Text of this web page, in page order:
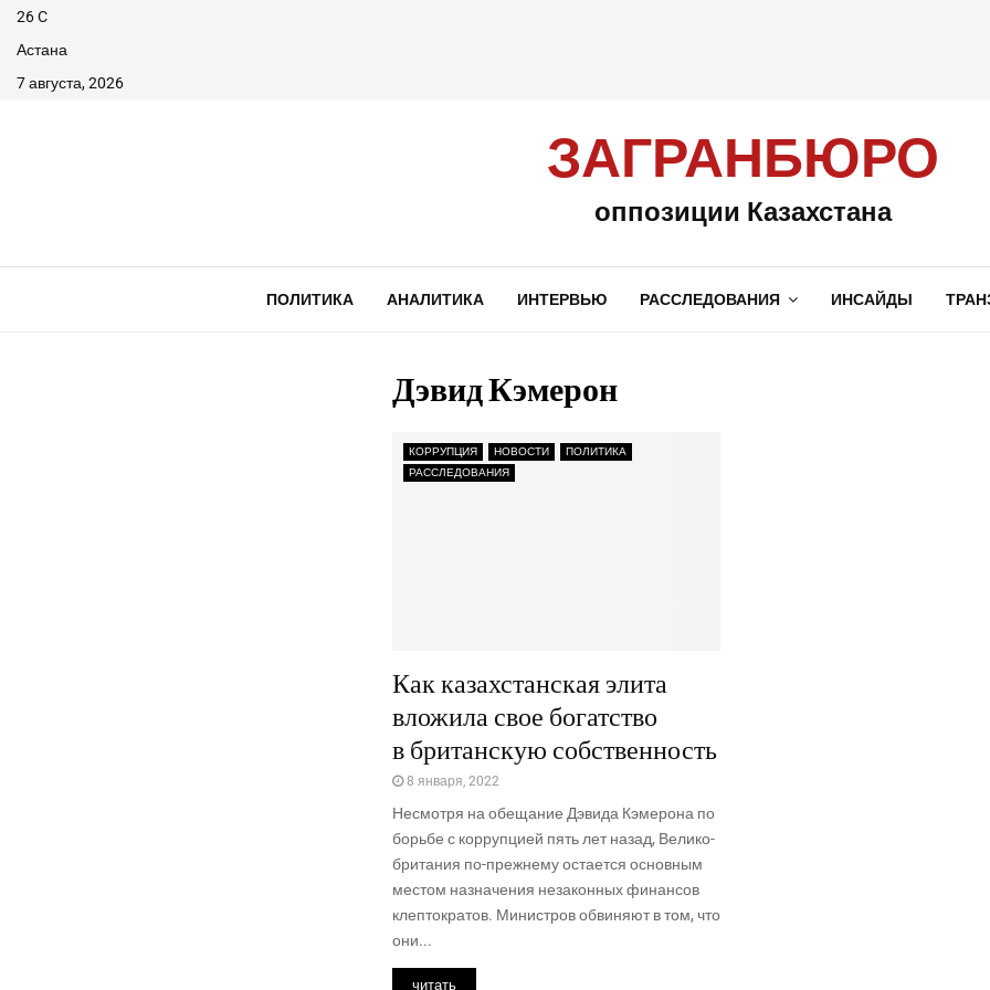
26C
Астана
7 августа, 2026
ЗАГРАНБЮРО
оппозиции Казахстана
ПОЛИТИКА АНАЛИТИКА ИНТЕРВЬЮ РАССЛЕДОВАНИЯ ИНСАЙДЫ
Дэвид Кэмерон
КОРРУПЦИЯ НОВОСТИ
ПОЛИТИКА
РАССЛЕДОВАНИЯ
Как казахстанская элита
вложила свое богатство
в британскую собственность
8 января, 2022
Несмот­ря на обе­ща­ние Дэви­да Кэме­ро­на по
борь­бе с кор­руп­ци­ей пять лет назад, Вели­ко­
бри­та­ния по-преж­не­му оста­ет­ся основ­ным
местом назна­че­ния неза­кон­ных финан­сов
клептократов. Мини­стров обви­ня­ют в том, что
они...
читать